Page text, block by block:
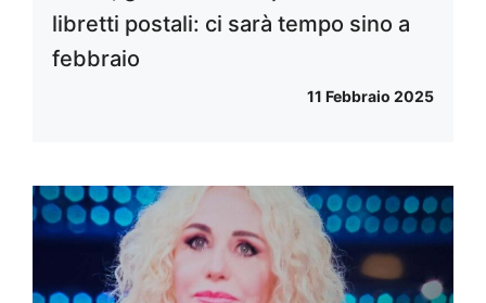
libretti postali: ci sarà tempo sino a
febbraio
11 Febbraio 2025